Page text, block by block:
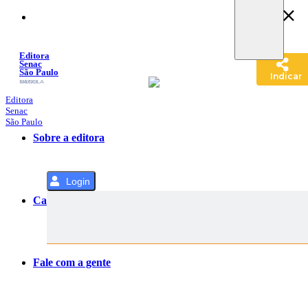
Conteúdo
Editora
Senac
São Paulo
SACOLA
MENU
Editora
Senac
São Paulo
Sobre a editora
Categorias
Fale com a gente
Login
Indicar